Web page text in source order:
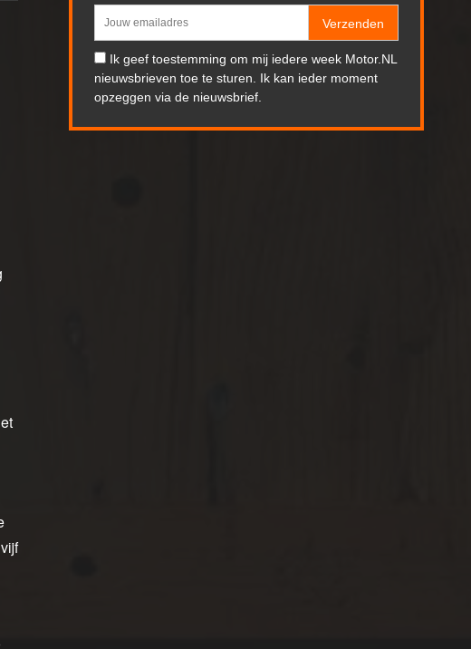
Verzenden
Ik geef toestemming om mij iedere week Motor.NL
nieuwsbrieven toe te sturen. Ik kan ieder moment
opzeggen via de nieuwsbrief.